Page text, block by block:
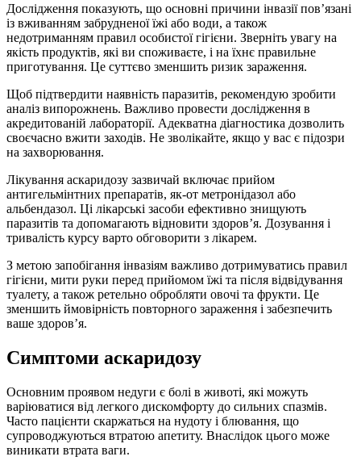
Дослідження показують, що основні причини інвазії пов’язані
із вживанням забрудненої їжі або води, а також
недотриманням правил особистої гігієни. Зверніть увагу на
якість продуктів, які ви споживаєте, і на їхнє правильне
приготування. Це суттєво зменшить ризик зараження.
Щоб підтвердити наявність паразитів, рекомендую зробити
аналіз випорожнень. Важливо провести дослідження в
акредитованій лабораторії. Адекватна діагностика дозволить
своєчасно вжити заходів. Не зволікайте, якщо у вас є підозри
на захворювання.
Лікування аскаридозу зазвичай включає прийом
антигельмінтних препаратів, як-от метронідазол або
альбендазол. Ці лікарські засоби ефективно знищують
паразитів та допомагають відновити здоров’я. Дозування і
тривалість курсу варто обговорити з лікарем.
З метою запобігання інвазіям важливо дотримуватись правил
гігієни, мити руки перед прийомом їжі та після відвідування
туалету, а також ретельно обробляти овочі та фрукти. Це
зменшить ймовірність повторного зараження і забезпечить
ваше здоров’я.
Симптоми аскаридозу
Основним проявом недуги є болі в животі, які можуть
варіюватися від легкого дискомфорту до сильних спазмів.
Часто пацієнти скаржаться на нудоту і блювання, що
супроводжуються втратою апетиту. Внаслідок цього може
виникати втрата ваги.